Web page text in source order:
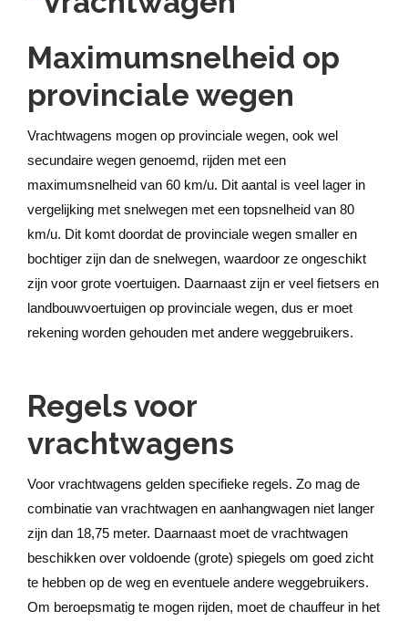
Maximumsnelheid op
provinciale wegen
Vrachtwagens mogen op provinciale wegen, ook wel
secundaire wegen genoemd, rijden met een
maximumsnelheid van 60 km/u. Dit aantal is veel lager in
vergelijking met snelwegen met een topsnelheid van 80
km/u. Dit komt doordat de provinciale wegen smaller en
bochtiger zijn dan de snelwegen, waardoor ze ongeschikt
zijn voor grote voertuigen. Daarnaast zijn er veel fietsers en
landbouwvoertuigen op provinciale wegen, dus er moet
rekening worden gehouden met andere weggebruikers.
Regels voor
vrachtwagens
Voor vrachtwagens gelden specifieke regels. Zo mag de
combinatie van vrachtwagen en aanhangwagen niet langer
zijn dan 18,75 meter. Daarnaast moet de vrachtwagen
beschikken over voldoende (grote) spiegels om goed zicht
te hebben op de weg en eventuele andere weggebruikers.
Om beroepsmatig te mogen rijden, moet de chauffeur in het